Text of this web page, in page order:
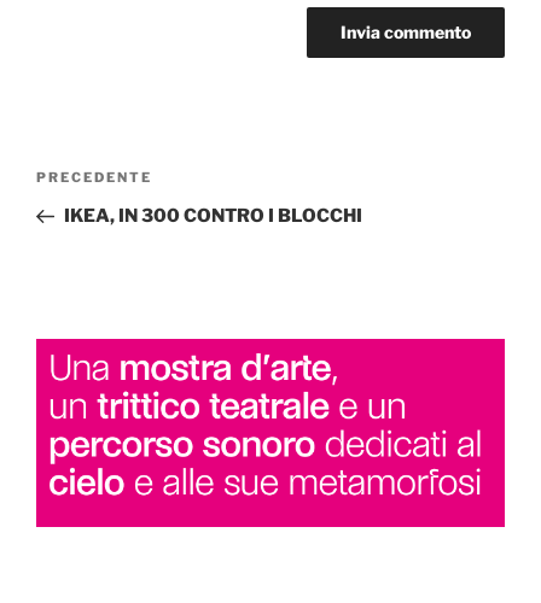
Navigazione
Articolo
precedente:
PRECEDENTE
IKEA, IN 300 CONTRO I BLOCCHI